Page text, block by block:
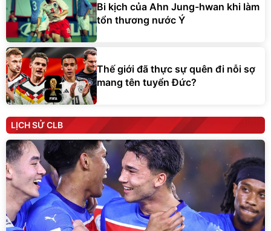
Bi kịch của Ahn Jung-hwan khi làm
tổn thương nước Ý
Thế giới đã thực sự quên đi nỗi sợ
mang tên tuyển Đức?
LỊCH SỬ CLB